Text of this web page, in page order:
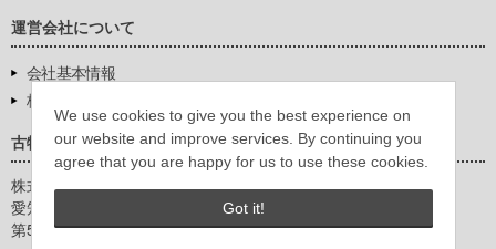
We use cookies to give you the best experience on
our website and improve services. By continuing you
agree that you are happy for us to use these cookies.
Got it!
運営会社について
会社基本情報
株式会社豊環境開発
古物営業法に基づく表示
株式会社豊環境開発
愛知県公安委員会
第542771404200号